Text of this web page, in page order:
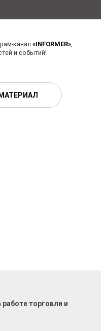
канал «INFORMER»,
и событий!
торговли и